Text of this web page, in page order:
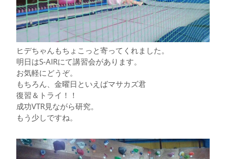
ヒデちゃんもちょこっと寄ってくれました。
明日はS-AIRにて講習会があります。
お気軽にどうぞ。
もちろん、金曜日といえばマサカズ君
復習＆トライ！！
成功VTR見ながら研究。
もう少しですね。